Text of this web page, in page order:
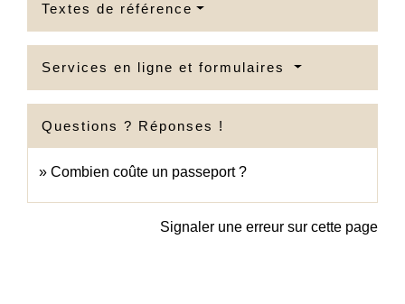
Textes de référence
Services en ligne et formulaires
Questions ? Réponses !
Combien coûte un passeport ?
Signaler une erreur sur cette page